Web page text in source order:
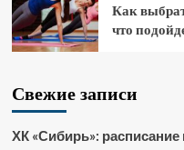
Как
что
Свежие записи
ХК «Сибирь»: расписание